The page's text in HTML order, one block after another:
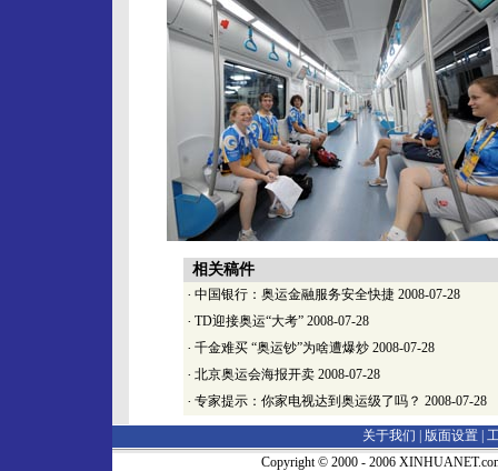
相关稿件
· 中国银行：奥运金融服务安全快捷 2008-07-28
· TD迎接奥运“大考” 2008-07-28
· 千金难买 “奥运钞”为啥遭爆炒 2008-07-28
· 北京奥运会海报开卖 2008-07-28
· 专家提示：你家电视达到奥运级了吗？ 2008-07-28
关于我们 | 版面设置
Copyright © 2000 - 2006